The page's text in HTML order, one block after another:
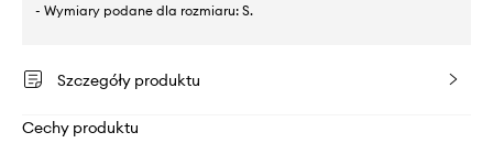
- Wymiary podane dla rozmiaru: S.
Szczegóły produktu
Cechy produktu